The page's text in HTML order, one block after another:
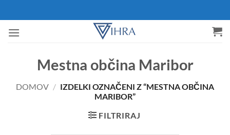
na
vsebino
Mestna občina Maribor
DOMOV / IZDELKI OZNAČENI Z “MESTNA OBČINA
MARIBOR”
FILTRIRAJ